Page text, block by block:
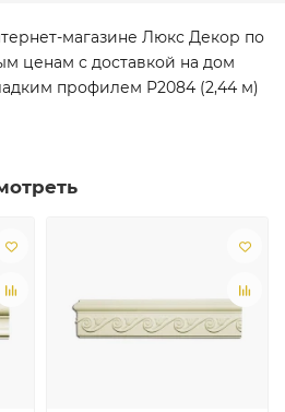
магазине Люкс Декор по
ценам с доставкой на дом
профилем P2084 (2,44 м)